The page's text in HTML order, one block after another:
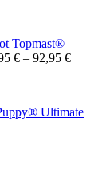
Topmast®
€ – 92,95 €
Ultimate